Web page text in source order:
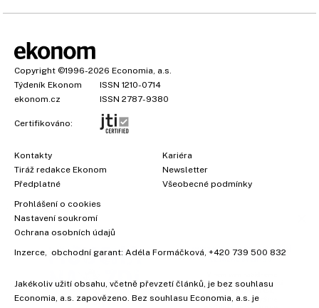
Copyright ©1996-2026 Economia, a.s.
Týdeník Ekonom
ISSN 1210-0714
ekonom.cz
ISSN 2787-9380
Certifikováno:
Kontakty
Tiráž redakce Ekonom
Předplatné
Kariéra
Newsletter
Všeobecné podmínky
Prohlášení o cookies
Nastavení soukromí
Ochrana osobních údajů
Inzerce, obchodní garant: Adéla Formáčková, +420 739 500 832
Jakékoliv užití obsahu, včetně převzetí článků, je bez souhlasu
Economia, a.s. zapovězeno. Bez souhlasu Economia, a.s. je